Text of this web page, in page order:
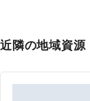
近隣の地域資源